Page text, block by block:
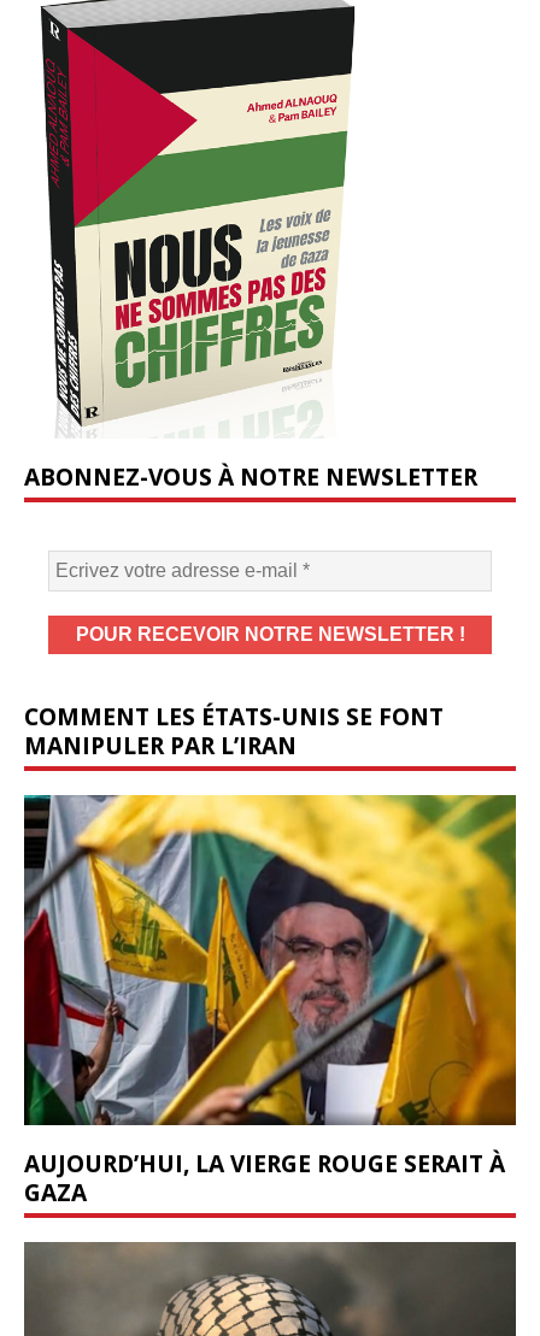
ABONNEZ-VOUS À NOTRE NEWSLETTER
COMMENT LES ÉTATS-UNIS SE FONT
MANIPULER PAR L’IRAN
AUJOURD’HUI, LA VIERGE ROUGE SERAIT À
GAZA